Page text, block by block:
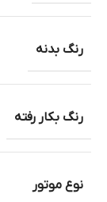
رنگ بدنه
رنگ بکار رفته
نوع موتور